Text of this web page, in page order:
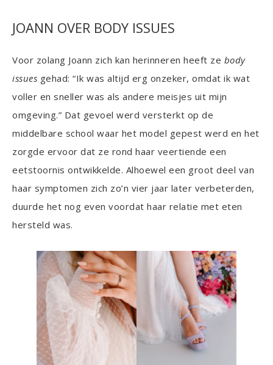
JOANN OVER BODY ISSUES
Voor zolang Joann zich kan herinneren heeft ze body
issues gehad: “Ik was altijd erg onzeker, omdat ik wat
voller en sneller was als andere meisjes uit mijn
omgeving.” Dat gevoel werd versterkt op de
middelbare school waar het model gepest werd en het
zorgde ervoor dat ze rond haar veertiende een
eetstoornis ontwikkelde. Alhoewel een groot deel van
haar symptomen zich zo’n vier jaar later verbeterden,
duurde het nog even voordat haar relatie met eten
hersteld was.